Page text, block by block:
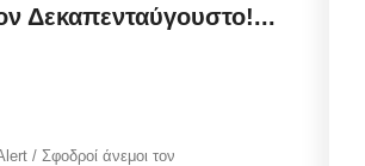
Δεκαπενταύγουστο!...
/ Σφοδροί άνεμοι τον